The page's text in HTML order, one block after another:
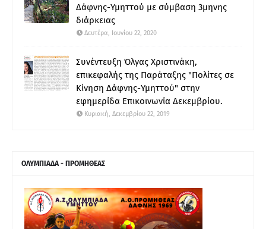
Δάφνης-Υμηττού με σύμβαση 3μηνης
διάρκειας
Δευτέρα, Ιουνίου 22, 2020
Συνέντευξη Όλγας Χριστινάκη,
επικεφαλής της Παράταξης "Πολίτες σε
Κίνηση Δάφνης-Υμηττού" στην
εφημερίδα Επικοινωνία Δεκεμβρίου.
Κυριακή, Δεκεμβρίου 22, 2019
ΟΛΥΜΠΙΑΔΑ - ΠΡΟΜΗΘΕΑΣ